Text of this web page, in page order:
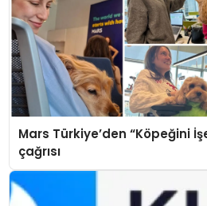
Mars Türkiye’den “Köpeğini
çağrısı